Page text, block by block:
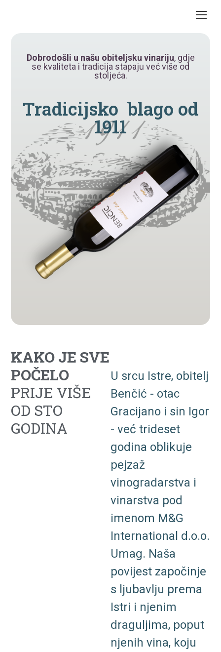
Dobrodošli u našu obiteljsku vinariju, gdje
se kvaliteta i tradicija stapaju već više od
stoljeća.
Tradicijsko blago od
1911
KAKO JE SVE
POČELO
PRIJE VIŠE
OD STO
GODINA
U srcu Istre, obitelj
Benčić - otac
Gracijano i sin Igor
- već trideset
godina oblikuje
pejzaž
vinogradarstva i
vinarstva pod
imenom M&G
International d.o.o.
Umag. Naša
povijest započinje
s ljubavlju prema
Istri i njenim
draguljima, poput
njenih vina, koju